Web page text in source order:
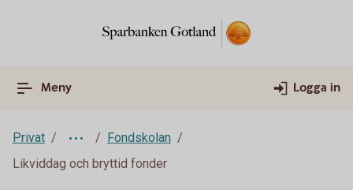
Meny Logga in
Privat
Fondskolan
Likviddag och bryttid fonder